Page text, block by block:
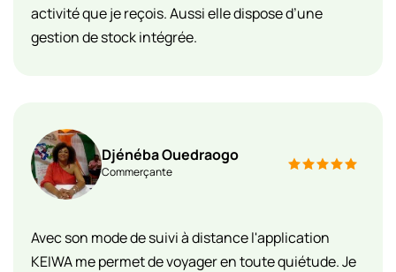
activité que je reçois. Aussi elle dispose d’une
gestion de stock intégrée.
Djénéba Ouedraogo
Commerçante
Avec son mode de suivi à distance l'application
KEIWA me permet de voyager en toute quiétude. Je